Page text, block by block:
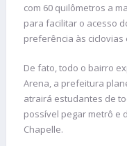
com 60 quilômetros a
para facilitar o acesso
preferência às
De fato, todo o bairro
Arena, a prefeitura
atrairá estudantes de
possível pegar metrô e
Chapelle.